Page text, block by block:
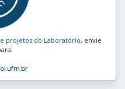
projetos do Laboratório, envie